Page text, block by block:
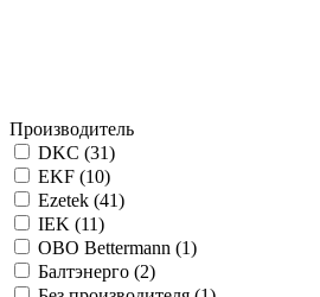
Производитель
DKC (31)
EKF (10)
Ezetek (41)
IEK (11)
OBO Bettermann (1)
Балтэнерго (2)